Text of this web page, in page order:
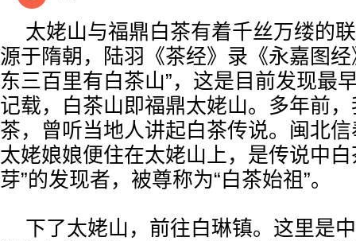
太姥山与福鼎白茶有着千丝万缕的
源于隋朝，陆羽《茶经》录《永嘉图经
东三百里有白茶山”，这是目前发现最
记载，白茶山即福鼎太姥山。多年前
茶，曾听当地人讲起白茶传说。闽北
太姥娘娘便住在太姥山上，是传说中白
芽”的发现者，被尊称为“白茶始祖”。
下了太姥山，前往白琳镇。这里是